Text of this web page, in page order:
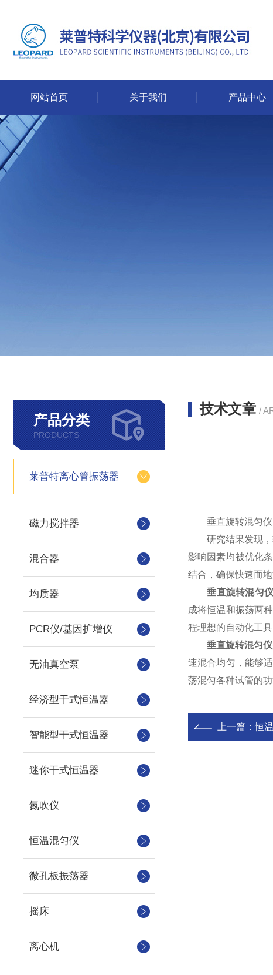
网站首页 关于我们 产品中心
产品分类
PRODUCTS
莱普特离心管振荡器
磁力搅拌器
混合器
均质器
PCR仪/基因扩增仪
无油真空泵
经济型干式恒温器
智能型干式恒温器
迷你干式恒温器
氮吹仪
恒温混匀仪
微孔板振荡器
摇床
离心机
技术文章 /
垂直旋转混匀仪
研究结果发现，
影响因素均被优化
结合，确保快速而
垂直旋转混匀
成将恒温和振荡两
程理想的自动化工具
垂直旋转混匀仪
速混合均匀，能够
荡混匀各种试管的功
上一篇：恒